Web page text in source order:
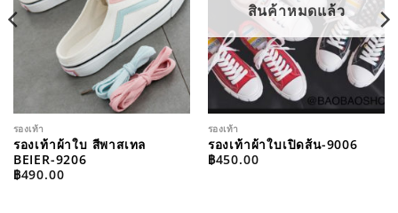
รองเท้า
รองเท้าผ้าใบ สีพาสเทล
BEIER-9206
฿490.00
สินค้าหมดแล้ว
รองเท้า
รองเท้าผ้าใบเปิดส้น-9006
฿450.00